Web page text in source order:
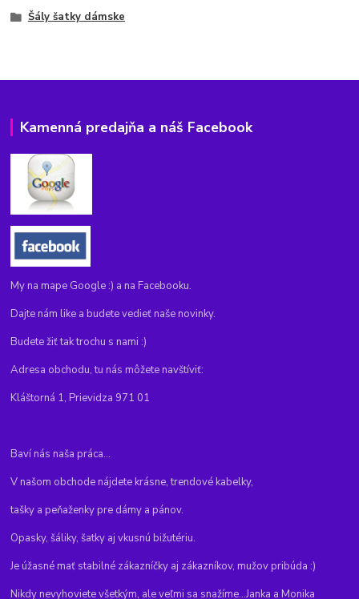
Šály šatky dámske
Kamenná predajňa a náš Facebook
My na mape Google :) a na Facebooku.
Dajte nám like a budete vedieť naše novinky.
Budete žiť tak trochu s nami :)
Adresa obchodu, tu nás môžete navštíviť:
Kláštorná 1, Prievidza 971 01
Baví nás naša práca...
V našom obchode nájdete krásne, trendové kabelky,
tašky a peňaženky pre dámy a pánov.
Opasky, šáliky, šatky aj vkusnú bižutériu.
Je úžasné mať stabilné zákazníčky aj zákazníkov, mužov pribúda :)
Nikdy nevyhoviete všetkým, ale veľmi sa snažíme...Janka a Monika